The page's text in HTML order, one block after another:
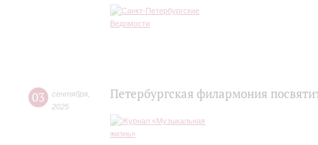
03 сентября
2025
Петербургская филармония